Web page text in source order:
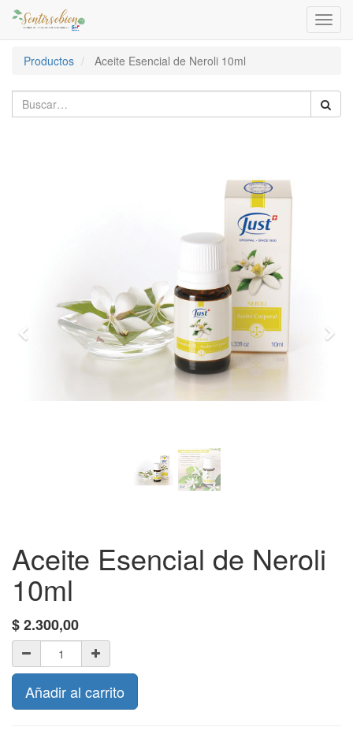
Productos
Aceite Esencial de Neroli 10ml
Previous
Aceite Esencial de Neroli
10ml
$2.300,00
Añadir al carrito